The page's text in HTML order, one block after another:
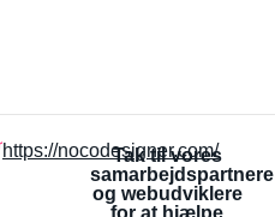
Tak til vores
samarbejdspartnere
og webudviklere
for at hjælpe
https://nocodesigner.com/